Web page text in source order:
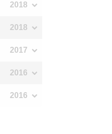
2018
2018
2017
2016
2016